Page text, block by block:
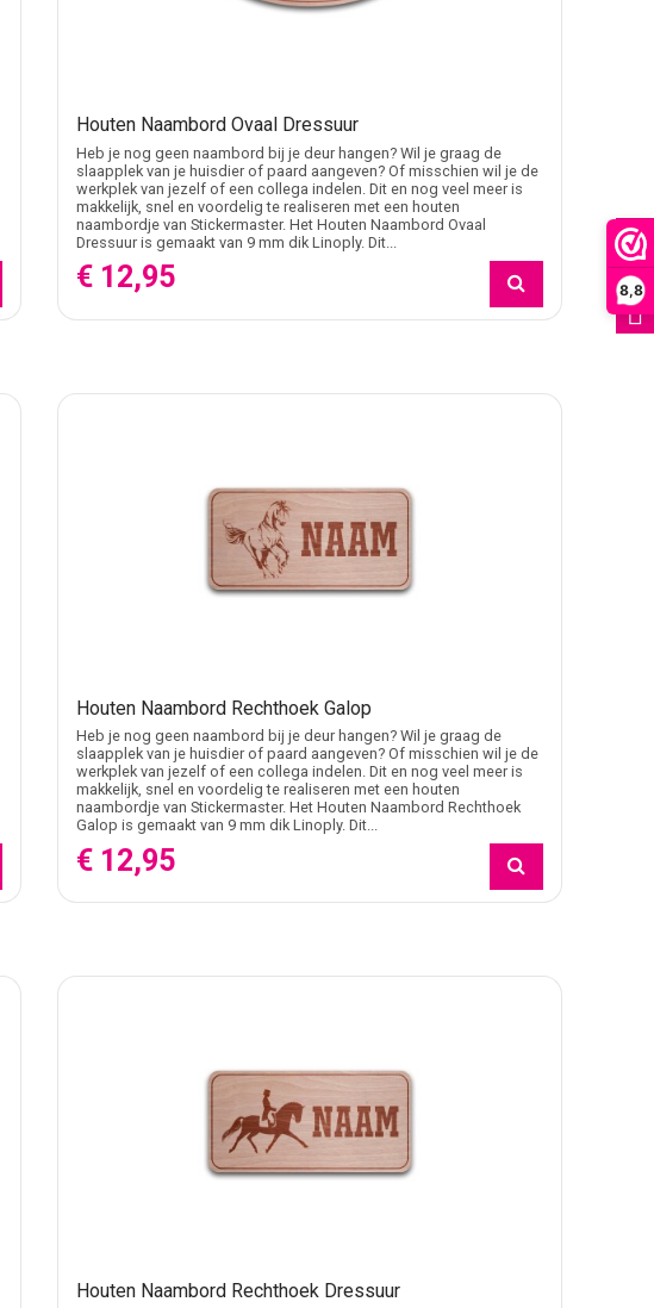
8,8
Houten Naambord Ovaal Dressuur
Heb je nog geen naambord bij je deur hangen? Wil je graag de
slaapplek van je huisdier of paard aangeven? Of misschien wil je de
werkplek van jezelf of een collega indelen. Dit en nog veel meer is
makkelijk, snel en voordelig te realiseren met een houten
naambordje van Stickermaster. Het Houten Naambord Ovaal
Dressuur is gemaakt van 9 mm dik Linoply. Dit...
€ 12,95
Houten Naambord Rechthoek Galop
Heb je nog geen naambord bij je deur hangen? Wil je graag de
slaapplek van je huisdier of paard aangeven? Of misschien wil je de
werkplek van jezelf of een collega indelen. Dit en nog veel meer is
makkelijk, snel en voordelig te realiseren met een houten
naambordje van Stickermaster. Het Houten Naambord Rechthoek
Galop is gemaakt van 9 mm dik Linoply. Dit...
€ 12,95
Houten Naambord Rechthoek Dressuur
FILTER